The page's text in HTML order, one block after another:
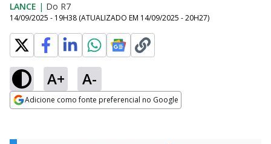
LANCE | Do R7
14/09/2025 - 19H38 (ATUALIZADO EM 14/09/2025 - 20H27)
A+ A-
Adicione como fonte preferencial no Google